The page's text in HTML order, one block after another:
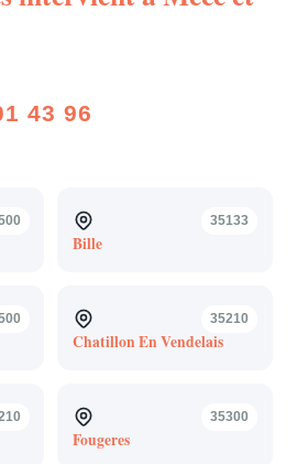
43 96
35133
Bille
35210
Chatillon En Vendelais
35300
Fougeres